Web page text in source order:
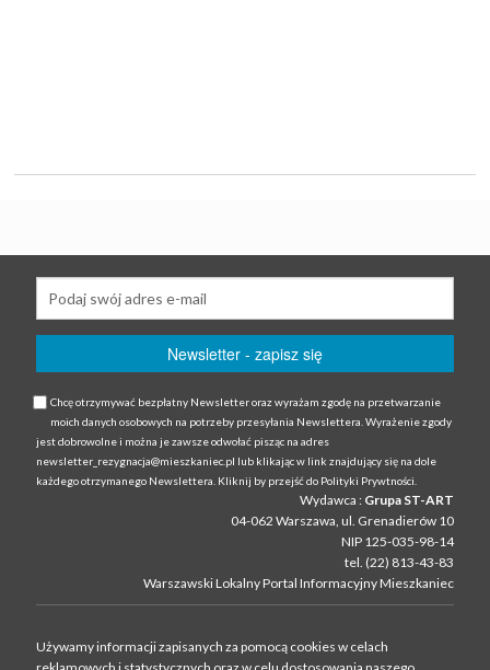
Chcę otrzymywać bezpłatny Newsletter oraz wyrażam zgodę na przetwarzanie
moich danych osobowych na potrzeby przesyłania Newslettera. Wyrażenie zgody
jest dobrowolne i można je zawsze odwołać pisząc na adres
newsletter_rezygnacja@mieszkaniec.pl lub klikając w link znajdujący się na dole
każdego otrzymanego Newslettera. Kliknij by przejść do Polityki Prywtności.
Wydawca : Grupa ST-ART
04-062 Warszawa, ul. Grenadierów 10
NIP 125-035-98-14
tel. (22) 813-43-83
Warszawski Lokalny Portal Informacyjny Mieszkaniec
Używamy informacji zapisanych za pomocą cookies w celach